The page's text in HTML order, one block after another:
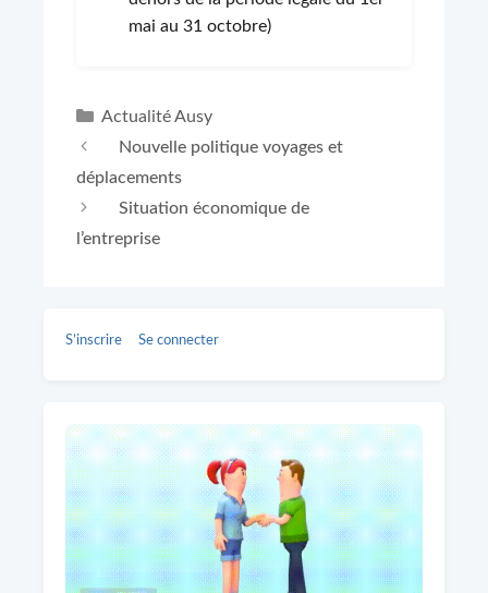
mai au 31 octobre)
Catégories
Actualité Ausy
Nouvelle politique voyages et
déplacements
Situation économique de
l’entreprise
S’inscrire Se connecter